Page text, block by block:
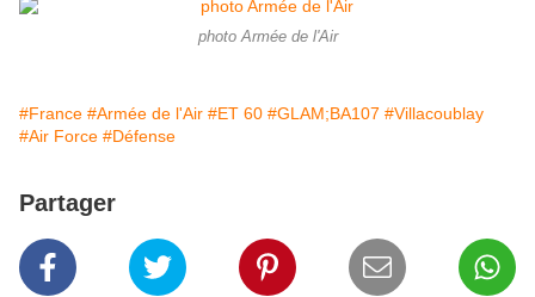
photo Armée de l'Air
#France #Armée de l'Air #ET 60 #GLAM;BA107 #Villacoublay
#Air Force #Défense
Partager